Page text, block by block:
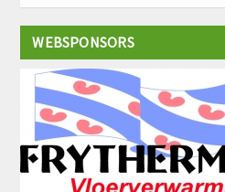
WEBSPONSORS